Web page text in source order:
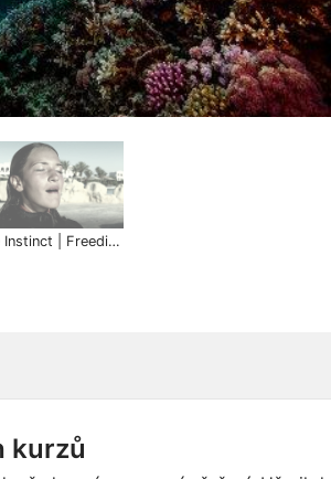
Pure Instinct | Freediving
kurzů